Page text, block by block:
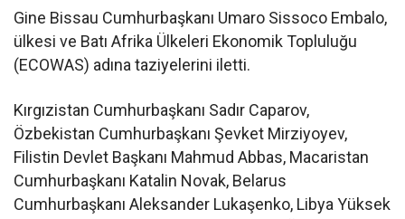
Gine Bissau Cumhurbaşkanı Umaro Sissoco Embalo,
ülkesi ve Batı Afrika Ülkeleri Ekonomik Topluluğu
(ECOWAS) adına taziyelerini iletti.
Kırgızistan Cumhurbaşkanı Sadır Caparov,
Özbekistan Cumhurbaşkanı Şevket Mirziyoyev,
Filistin Devlet Başkanı Mahmud Abbas, Macaristan
Cumhurbaşkanı Katalin Novak, Belarus
Cumhurbaşkanı Aleksander Lukaşenko, Libya Yüksek